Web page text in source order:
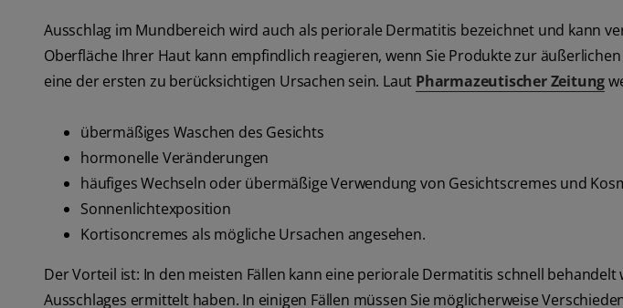
Ausschlag im Mundbereich wird auch als periorale Dermatitis bezeichnet und kann
Oberfläche Ihrer Haut kann empfindlich reagieren, wenn Sie Produkte zur
eine der ersten zu berücksichtigen Ursachen sein. Laut Pharmazeutischer Zeitung
übermäßiges Waschen des Gesichts
hormonelle Veränderungen
häufiges Wechseln oder übermäßige Verwendung von Gesichtscremes und
Sonnenlichtexposition
Kortisoncremes als mögliche Ursachen angesehen.
Der Vorteil ist: In den meisten Fällen kann eine periorale Dermatitis schnell behandelt
Ausschlages ermittelt haben. In einigen Fällen müssen Sie möglicherweise